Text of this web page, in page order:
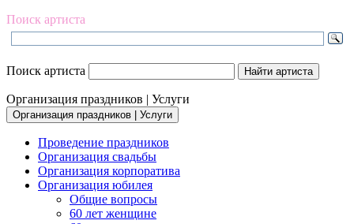
Поиск артиста
Поиск артиста
Организация праздников | Услуги
Организация праздников | Услуги
Проведение праздников
Организация свадьбы
Организация корпоратива
Организация юбилея
Общие вопросы
60 лет женщине